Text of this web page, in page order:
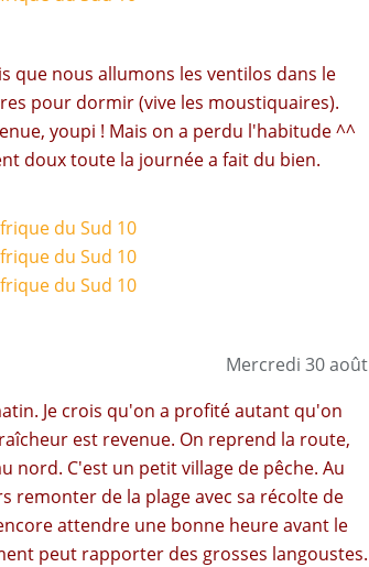
que nous allumons les ventilos dans le
pour dormir (vive les moustiquaires).
youpi ! Mais on a perdu l'habitude ^^
doux toute la journée a fait du bien.
Mercredi 30 août
Je crois qu'on a profité autant qu'on
est revenue. On reprend la route,
nord. C'est un petit village de pêche. Au
remonter de la plage avec sa récolte de
attendre une bonne heure avant le
peut rapporter des grosses langoustes.